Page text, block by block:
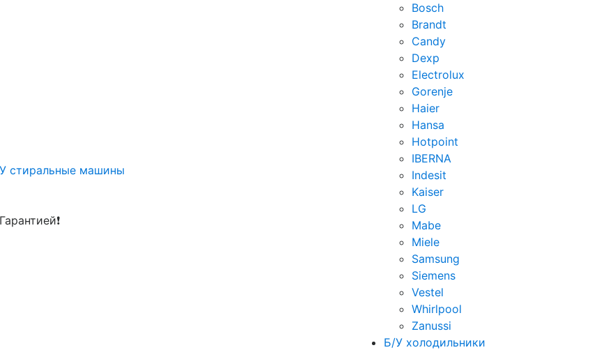
стиральные машины
Bosch
Brandt
Candy
Dexp
Electrolux
Gorenje
Haier
Hansa
Hotpoint
IBERNA
Indesit
Kaiser
LG
Mabe
Miele
Samsung
Siemens
Vestel
Whirlpool
Zanussi
Б/У холодильники